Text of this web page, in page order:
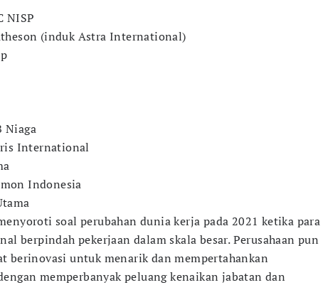
NISP
(induk Astra International)
Niaga
International
Indonesia
soal perubahan dunia kerja pada 2021 ketika para
berpindah pekerjaan dalam skala besar. Perusahaan pun
berinovasi untuk menarik dan mempertahankan
memperbanyak peluang kenaikan jabatan dan